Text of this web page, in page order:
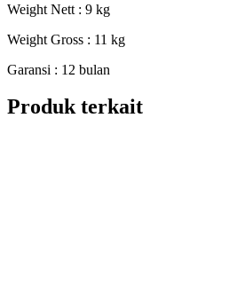
Weight Nett : 9 kg
Weight Gross : 11 kg
Garansi : 12 bulan
Produk terkait